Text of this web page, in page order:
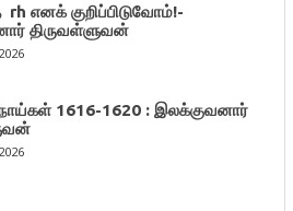
எனக் குறிப்பிடுவோம்!-
திருவள்ளுவன்
1616-1620 : இலக்குவனார்